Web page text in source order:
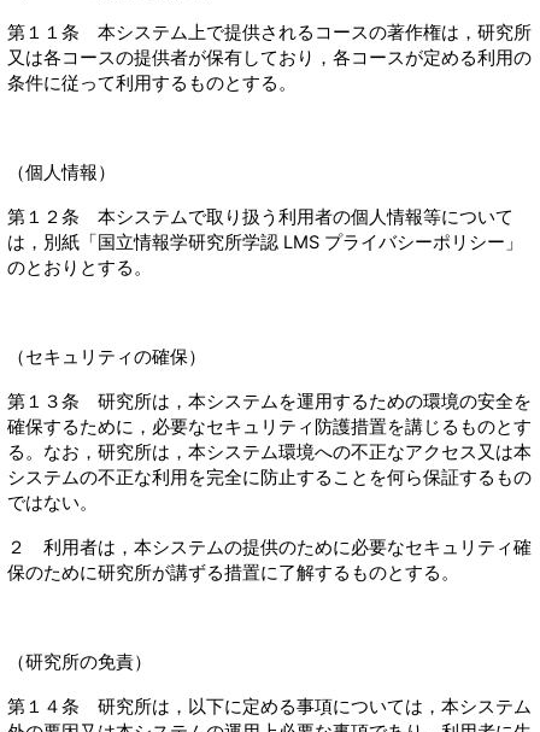
第１１条 本システム上で提供されるコースの著作権は，研究所
又は各コースの提供者が保有しており，各コースが定める利用の
条件に従って利用するものとする。
（個人情報）
第１２条 本システムで取り扱う利用者の個人情報等について
は，別紙「国立情報学研究所学認 LMS プライバシーポリシー」
のとおりとする。
（セキュリティの確保）
第１３条 研究所は，本システムを運用するための環境の安全を
確保するために，必要なセキュリティ防護措置を講じるものとす
る。なお，研究所は，本システム環境への不正なアクセス又は本
システムの不正な利用を完全に防止することを何ら保証するもの
ではない。
２ 利用者は，本システムの提供のために必要なセキュリティ確
保のために研究所が講ずる措置に了解するものとする。
（研究所の免責）
第１４条 研究所は，以下に定める事項については，本システム